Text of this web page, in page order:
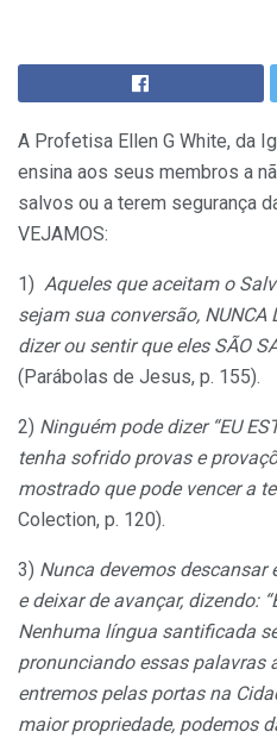
A Profetisa Ellen G White, da
ensina aos seus membros a
salvos ou a terem segurança
VEJAMOS:
1) Aqueles que aceitam o
sejam sua conversão, NUNCA
dizer ou sentir que eles SÃO
(Parábolas de Jesus, p. 155).
2) Ninguém pode dizer “EU
tenha sofrido provas e
mostrado que pode vencer a
Colection, p. 120).
3) Nunca devemos
e deixar de avançar, dizendo:
Nenhuma língua santificada
pronunciando essas palavras
entremos pelas portas na
maior propriedade, podemos